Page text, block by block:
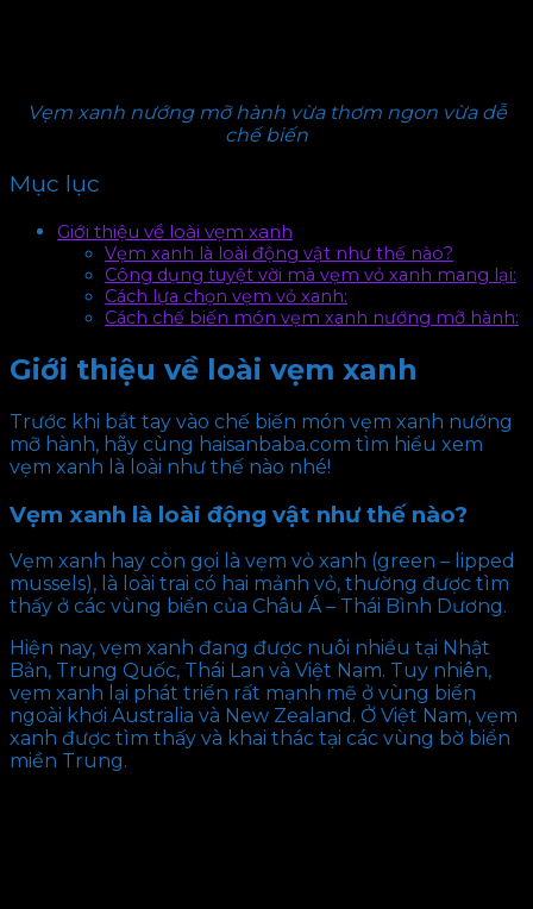
Vẹm xanh nướng mỡ hành vừa thơm ngon vừa dễ
chế biến
Mục lục
Giới thiệu về loài vẹm xanh
Vẹm xanh là loài động vật như thế nào?
Công dụng tuyệt vời mà vẹm vỏ xanh mang lại:
Cách lựa chọn vẹm vỏ xanh:
Cách chế biến món vẹm xanh nướng mỡ hành:
Giới thiệu về loài vẹm xanh
Trước khi bắt tay vào chế biến món vẹm xanh nướng
mỡ hành, hãy cùng haisanbaba.com tìm hiểu xem
vẹm xanh là loài như thế nào nhé!
Vẹm xanh là loài động vật như thế nào?
Vẹm xanh hay còn gọi là vẹm vỏ xanh (green – lipped
mussels), là loài trai có hai mảnh vỏ, thường được tìm
thấy ở các vùng biển của Châu Á – Thái Bình Dương.
Hiện nay, vẹm xanh đang được nuôi nhiều tại Nhật
Bản, Trung Quốc, Thái Lan và Việt Nam. Tuy nhiên,
vẹm xanh lại phát triển rất mạnh mẽ ở vùng biển
ngoài khơi Australia và New Zealand. Ở Việt Nam, vẹm
xanh được tìm thấy và khai thác tại các vùng bờ biển
miền Trung.